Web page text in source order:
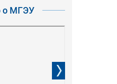
о МГЭУ